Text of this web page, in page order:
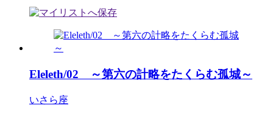
Eleleth/02 ～第六の計略をたくらむ孤城～
いさら座